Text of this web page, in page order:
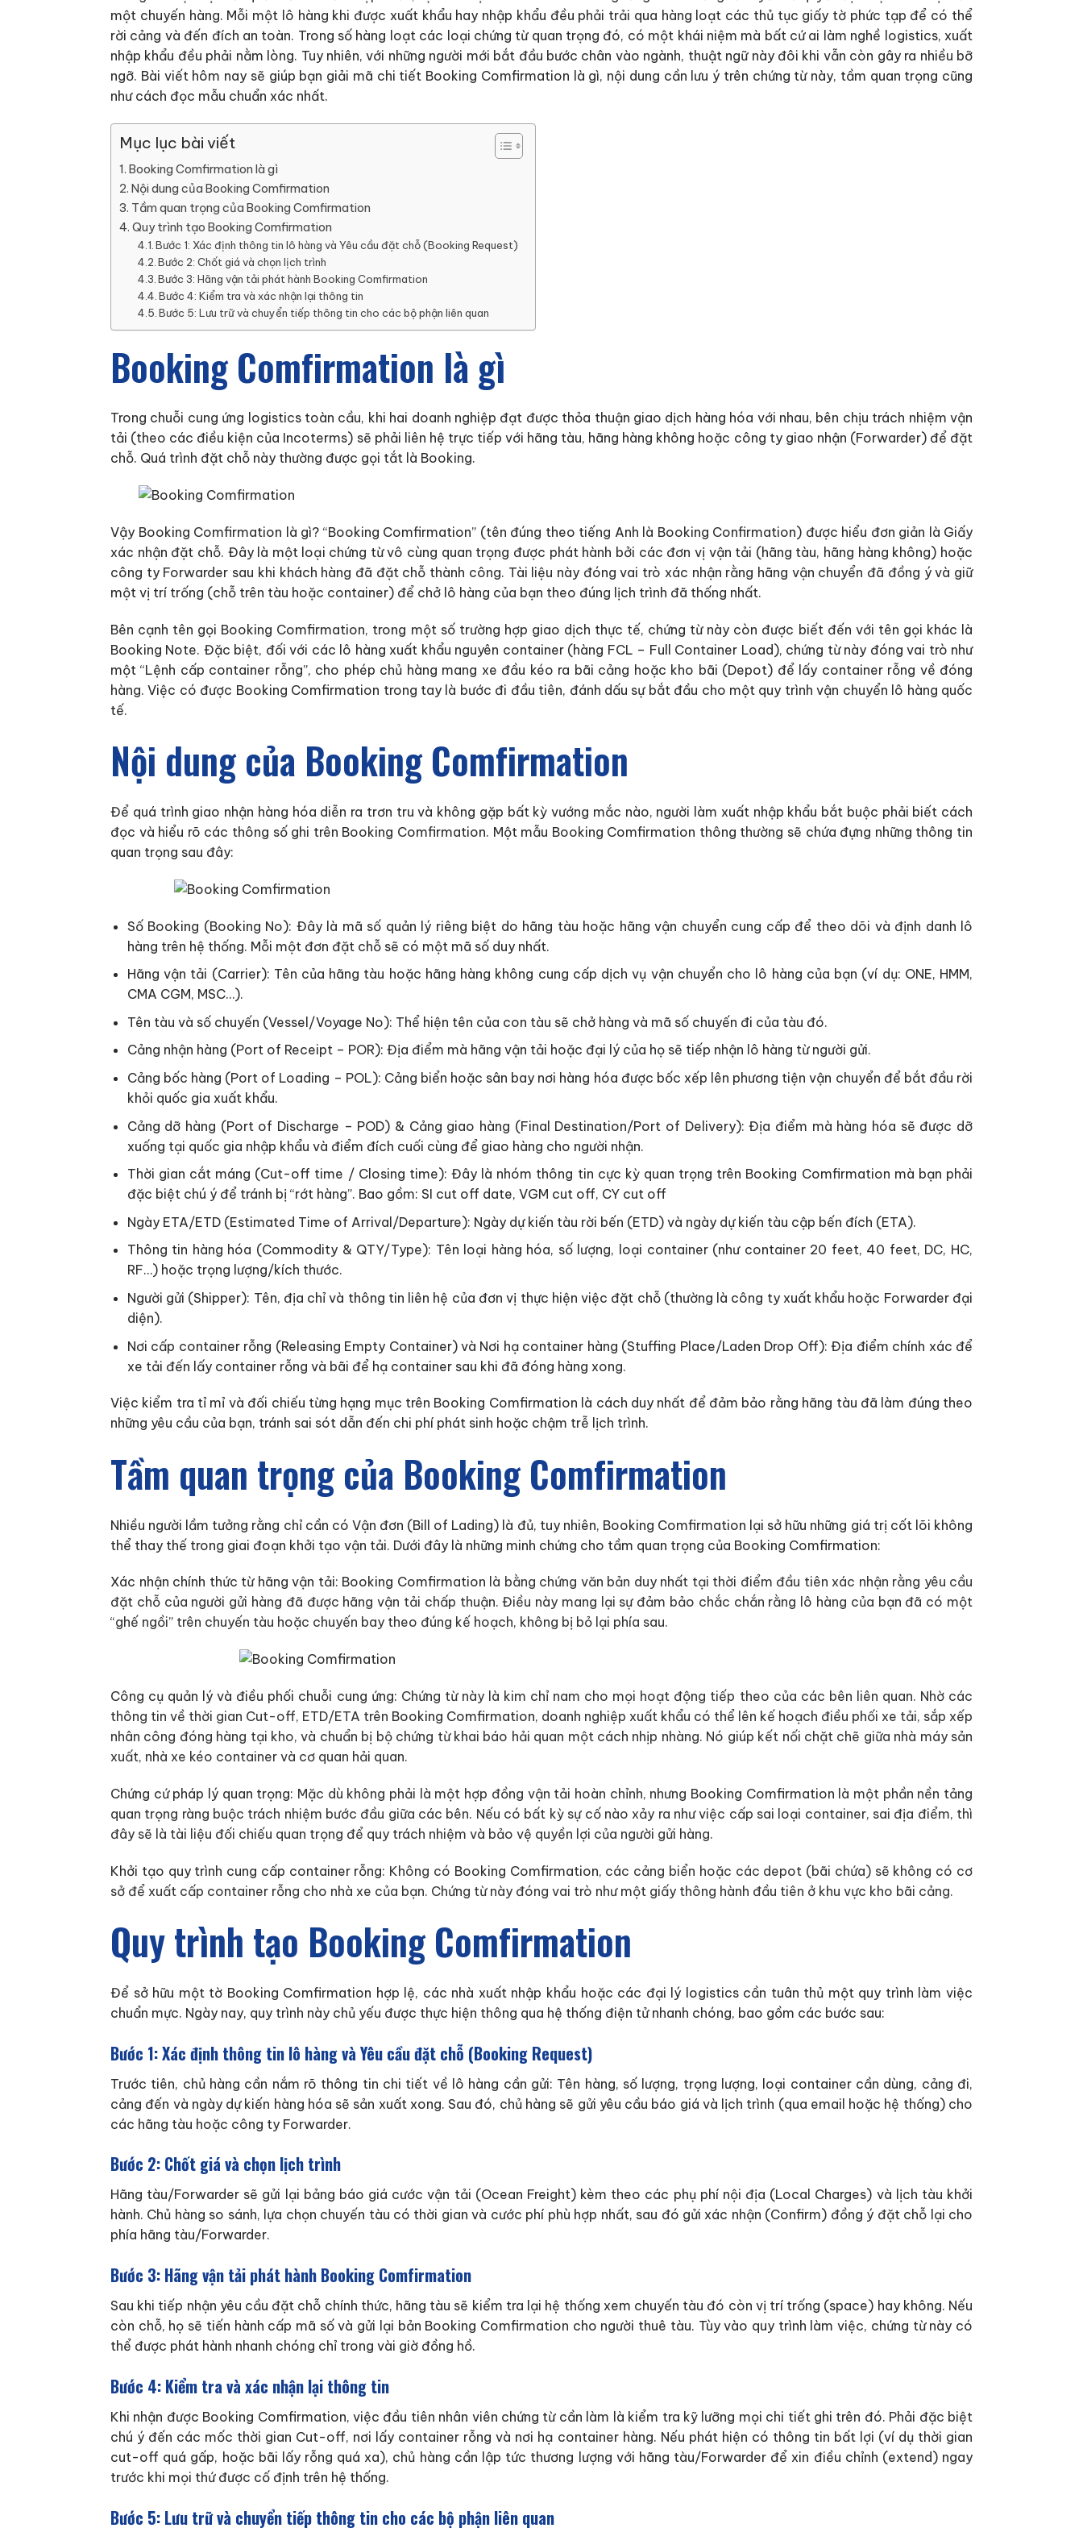
một chuyến hàng. Mỗi một lô hàng khi được xuất khẩu hay nhập khẩu đều phải trải qua hàng loạt các thủ tục giấy tờ phức tạp để có thể
rời cảng và đến đích an toàn. Trong số hàng loạt các loại chứng từ quan trọng đó, có một khái niệm mà bất cứ ai làm nghề logistics, xuất
nhập khẩu đều phải nằm lòng. Tuy nhiên, với những người mới bắt đầu bước chân vào ngành, thuật ngữ này đôi khi vẫn còn gây ra nhiều bỡ
ngỡ. Bài viết hôm nay sẽ giúp bạn giải mã chi tiết Booking Comfirmation là gì, nội dung cần lưu ý trên chứng từ này, tầm quan trọng cũng
như cách đọc mẫu chuẩn xác nhất.
Mục lục bài viết
Booking Comfirmation là gì
Nội dung của Booking Comfirmation
Tầm quan trọng của Booking Comfirmation
Quy trình tạo Booking Comfirmation
Bước 1: Xác định thông tin lô hàng và Yêu cầu đặt chỗ (Booking Request)
Bước 2: Chốt giá và chọn lịch trình
Bước 3: Hãng vận tải phát hành Booking Comfirmation
Bước 4: Kiểm tra và xác nhận lại thông tin
Bước 5: Lưu trữ và chuyển tiếp thông tin cho các bộ phận liên quan
Booking Comfirmation là gì
Trong chuỗi cung ứng logistics toàn cầu, khi hai doanh nghiệp đạt được thỏa thuận giao dịch hàng hóa với nhau, bên chịu trách nhiệm vận
tải (theo các điều kiện của Incoterms) sẽ phải liên hệ trực tiếp với hãng tàu, hãng hàng không hoặc công ty giao nhận (Forwarder) để đặt
chỗ. Quá trình đặt chỗ này thường được gọi tắt là Booking.
Vậy Booking Comfirmation là gì? “Booking Comfirmation” (tên đúng theo tiếng Anh là Booking Confirmation) được hiểu đơn giản là Giấy
xác nhận đặt chỗ. Đây là một loại chứng từ vô cùng quan trọng được phát hành bởi các đơn vị vận tải (hãng tàu, hãng hàng không) hoặc
công ty Forwarder sau khi khách hàng đã đặt chỗ thành công. Tài liệu này đóng vai trò xác nhận rằng hãng vận chuyển đã đồng ý và giữ
một vị trí trống (chỗ trên tàu hoặc container) để chở lô hàng của bạn theo đúng lịch trình đã thống nhất.
Bên cạnh tên gọi Booking Comfirmation, trong một số trường hợp giao dịch thực tế, chứng từ này còn được biết đến với tên gọi khác là
Booking Note. Đặc biệt, đối với các lô hàng xuất khẩu nguyên container (hàng FCL – Full Container Load), chứng từ này đóng vai trò như
một “Lệnh cấp container rỗng”, cho phép chủ hàng mang xe đầu kéo ra bãi cảng hoặc kho bãi (Depot) để lấy container rỗng về đóng
hàng. Việc có được Booking Comfirmation trong tay là bước đi đầu tiên, đánh dấu sự bắt đầu cho một quy trình vận chuyển lô hàng quốc
tế.
Nội dung của Booking Comfirmation
Để quá trình giao nhận hàng hóa diễn ra trơn tru và không gặp bất kỳ vướng mắc nào, người làm xuất nhập khẩu bắt buộc phải biết cách
đọc và hiểu rõ các thông số ghi trên Booking Comfirmation. Một mẫu Booking Comfirmation thông thường sẽ chứa đựng những thông tin
quan trọng sau đây:
Số Booking (Booking No): Đây là mã số quản lý riêng biệt do hãng tàu hoặc hãng vận chuyển cung cấp để theo dõi và định danh lô
hàng trên hệ thống. Mỗi một đơn đặt chỗ sẽ có một mã số duy nhất.
Hãng vận tải (Carrier): Tên của hãng tàu hoặc hãng hàng không cung cấp dịch vụ vận chuyển cho lô hàng của bạn (ví dụ: ONE, HMM,
CMA CGM, MSC…).
Tên tàu và số chuyến (Vessel/Voyage No): Thể hiện tên của con tàu sẽ chở hàng và mã số chuyến đi của tàu đó.
Cảng nhận hàng (Port of Receipt – POR): Địa điểm mà hãng vận tải hoặc đại lý của họ sẽ tiếp nhận lô hàng từ người gửi.
Cảng bốc hàng (Port of Loading – POL): Cảng biển hoặc sân bay nơi hàng hóa được bốc xếp lên phương tiện vận chuyển để bắt đầu rời
khỏi quốc gia xuất khẩu.
Cảng dỡ hàng (Port of Discharge – POD) & Cảng giao hàng (Final Destination/Port of Delivery): Địa điểm mà hàng hóa sẽ được dỡ
xuống tại quốc gia nhập khẩu và điểm đích cuối cùng để giao hàng cho người nhận.
Thời gian cắt máng (Cut-off time / Closing time): Đây là nhóm thông tin cực kỳ quan trọng trên Booking Comfirmation mà bạn phải
đặc biệt chú ý để tránh bị “rớt hàng”. Bao gồm: SI cut off date, VGM cut off, CY cut off
Ngày ETA/ETD (Estimated Time of Arrival/Departure): Ngày dự kiến tàu rời bến (ETD) và ngày dự kiến tàu cập bến đích (ETA).
Thông tin hàng hóa (Commodity & QTY/Type): Tên loại hàng hóa, số lượng, loại container (như container 20 feet, 40 feet, DC, HC,
RF…) hoặc trọng lượng/kích thước.
Người gửi (Shipper): Tên, địa chỉ và thông tin liên hệ của đơn vị thực hiện việc đặt chỗ (thường là công ty xuất khẩu hoặc Forwarder đại
diện).
Nơi cấp container rỗng (Releasing Empty Container) và Nơi hạ container hàng (Stuffing Place/Laden Drop Off): Địa điểm chính xác để
xe tải đến lấy container rỗng và bãi để hạ container sau khi đã đóng hàng xong.
Việc kiểm tra tỉ mỉ và đối chiếu từng hạng mục trên Booking Comfirmation là cách duy nhất để đảm bảo rằng hãng tàu đã làm đúng theo
những yêu cầu của bạn, tránh sai sót dẫn đến chi phí phát sinh hoặc chậm trễ lịch trình.
Tầm quan trọng của Booking Comfirmation
Nhiều người lầm tưởng rằng chỉ cần có Vận đơn (Bill of Lading) là đủ, tuy nhiên, Booking Comfirmation lại sở hữu những giá trị cốt lõi không
thể thay thế trong giai đoạn khởi tạo vận tải. Dưới đây là những minh chứng cho tầm quan trọng của Booking Comfirmation:
Xác nhận chính thức từ hãng vận tải: Booking Comfirmation là bằng chứng văn bản duy nhất tại thời điểm đầu tiên xác nhận rằng yêu cầu
đặt chỗ của người gửi hàng đã được hãng vận tải chấp thuận. Điều này mang lại sự đảm bảo chắc chắn rằng lô hàng của bạn đã có một
“ghế ngồi” trên chuyến tàu hoặc chuyến bay theo đúng kế hoạch, không bị bỏ lại phía sau.
Công cụ quản lý và điều phối chuỗi cung ứng: Chứng từ này là kim chỉ nam cho mọi hoạt động tiếp theo của các bên liên quan. Nhờ các
thông tin về thời gian Cut-off, ETD/ETA trên Booking Comfirmation, doanh nghiệp xuất khẩu có thể lên kế hoạch điều phối xe tải, sắp xếp
nhân công đóng hàng tại kho, và chuẩn bị bộ chứng từ khai báo hải quan một cách nhịp nhàng. Nó giúp kết nối chặt chẽ giữa nhà máy sản
xuất, nhà xe kéo container và cơ quan hải quan.
Chứng cứ pháp lý quan trọng: Mặc dù không phải là một hợp đồng vận tải hoàn chỉnh, nhưng Booking Comfirmation là một phần nền tảng
quan trọng ràng buộc trách nhiệm bước đầu giữa các bên. Nếu có bất kỳ sự cố nào xảy ra như việc cấp sai loại container, sai địa điểm, thì
đây sẽ là tài liệu đối chiếu quan trọng để quy trách nhiệm và bảo vệ quyền lợi của người gửi hàng.
Khởi tạo quy trình cung cấp container rỗng: Không có Booking Comfirmation, các cảng biển hoặc các depot (bãi chứa) sẽ không có cơ
sở để xuất cấp container rỗng cho nhà xe của bạn. Chứng từ này đóng vai trò như một giấy thông hành đầu tiên ở khu vực kho bãi cảng.
Quy trình tạo Booking Comfirmation
Để sở hữu một tờ Booking Comfirmation hợp lệ, các nhà xuất nhập khẩu hoặc các đại lý logistics cần tuân thủ một quy trình làm việc
chuẩn mực. Ngày nay, quy trình này chủ yếu được thực hiện thông qua hệ thống điện tử nhanh chóng, bao gồm các bước sau:
Bước 1: Xác định thông tin lô hàng và Yêu cầu đặt chỗ (Booking Request)
Trước tiên, chủ hàng cần nắm rõ thông tin chi tiết về lô hàng cần gửi: Tên hàng, số lượng, trọng lượng, loại container cần dùng, cảng đi,
cảng đến và ngày dự kiến hàng hóa sẽ sản xuất xong. Sau đó, chủ hàng sẽ gửi yêu cầu báo giá và lịch trình (qua email hoặc hệ thống) cho
các hãng tàu hoặc công ty Forwarder.
Bước 2: Chốt giá và chọn lịch trình
Hãng tàu/Forwarder sẽ gửi lại bảng báo giá cước vận tải (Ocean Freight) kèm theo các phụ phí nội địa (Local Charges) và lịch tàu khởi
hành. Chủ hàng so sánh, lựa chọn chuyến tàu có thời gian và cước phí phù hợp nhất, sau đó gửi xác nhận (Confirm) đồng ý đặt chỗ lại cho
phía hãng tàu/Forwarder.
Bước 3: Hãng vận tải phát hành Booking Comfirmation
Sau khi tiếp nhận yêu cầu đặt chỗ chính thức, hãng tàu sẽ kiểm tra lại hệ thống xem chuyến tàu đó còn vị trí trống (space) hay không. Nếu
còn chỗ, họ sẽ tiến hành cấp mã số và gửi lại bản Booking Comfirmation cho người thuê tàu. Tùy vào quy trình làm việc, chứng từ này có
thể được phát hành nhanh chóng chỉ trong vài giờ đồng hồ.
Bước 4: Kiểm tra và xác nhận lại thông tin
Khi nhận được Booking Comfirmation, việc đầu tiên nhân viên chứng từ cần làm là kiểm tra kỹ lưỡng mọi chi tiết ghi trên đó. Phải đặc biệt
chú ý đến các mốc thời gian Cut-off, nơi lấy container rỗng và nơi hạ container hàng. Nếu phát hiện có thông tin bất lợi (ví dụ thời gian
cut-off quá gấp, hoặc bãi lấy rỗng quá xa), chủ hàng cần lập tức thương lượng với hãng tàu/Forwarder để xin điều chỉnh (extend) ngay
trước khi mọi thứ được cố định trên hệ thống.
Bước 5: Lưu trữ và chuyển tiếp thông tin cho các bộ phận liên quan